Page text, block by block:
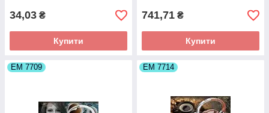
34,03 ₴
Купити
741,71 ₴
Купити
ЕМ 7709 ЕМ 7714